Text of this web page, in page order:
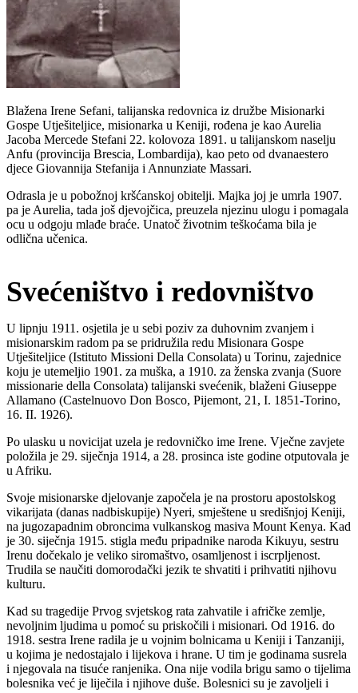
Blažena Irene Sefani, talijanska redovnica iz družbe Misionarki
Gospe Utješiteljice, misionarka u Keniji, rođena je kao Aurelia
Jacoba Mercede Stefani 22. kolovoza 1891. u talijanskom naselju
Anfu (provincija Brescia, Lombardija), kao peto od dvanaestero
djece Giovannija Stefanija i Annunziate Massari.
Odrasla je u pobožnoj kršćanskoj obitelji. Majka joj je umrla 1907.
pa je Aurelia, tada još djevojčica, preuzela njezinu ulogu i pomagala
ocu u odgoju mlađe braće. Unatoč životnim teškoćama bila je
odlična učenica.
Svećeništvo i redovništvo
U lipnju 1911. osjetila je u sebi poziv za duhovnim zvanjem i
misionarskim radom pa se pridružila redu Misionara Gospe
Utješiteljice (Istituto Missioni Della Consolata) u Torinu, zajednice
koju je utemeljio 1901. za muška, a 1910. za ženska zvanja (Suore
missionarie della Consolata) talijanski svećenik, blaženi Giuseppe
Allamano (Castelnuovo Don Bosco, Pijemont, 21, I. 1851-Torino,
16. II. 1926).
Po ulasku u novicijat uzela je redovničko ime Irene. Vječne zavjete
položila je 29. siječnja 1914, a 28. prosinca iste godine otputovala je
u Afriku.
Svoje misionarske djelovanje započela je na prostoru apostolskog
vikarijata (danas nadbiskupije) Nyeri, smještene u središnjoj Keniji,
na jugozapadnim obroncima vulkanskog masiva Mount Kenya. Kad
je 30. siječnja 1915. stigla među pripadnike naroda Kikuyu, sestru
Irenu dočekalo je veliko siromaštvo, osamljenost i iscrpljenost.
Trudila se naučiti domorodački jezik te shvatiti i prihvatiti njihovu
kulturu.
Kad su tragedije Prvog svjetskog rata zahvatile i afričke zemlje,
nevoljnim ljudima u pomoć su priskočili i misionari. Od 1916. do
1918. sestra Irene radila je u vojnim bolnicama u Keniji i Tanzaniji,
u kojima je nedostajalo i lijekova i hrane. U tim je godinama susrela
i njegovala na tisuće ranjenika. Ona nije vodila brigu samo o tijelima
bolesnika već je liječila i njihove duše. Bolesnici su je zavoljeli i